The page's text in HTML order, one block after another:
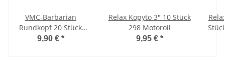
VMC-Barbarian
Rundkopf 20 Stück
Größe: 5/0, Gewicht: 18
9,90 € *
Relax Kopyto 3" 10 Stück
298 Motoroil
9,95 € *